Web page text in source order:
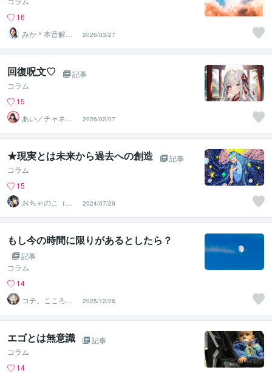
16
みか＊本音解放
サポーター
2026/03/27
回復呪文♡
記事
コラム
15
あい／チャネリ
ングアート✨夏S
ALE
2026/02/07
★現実とは未来から過去への創造
記事
コラム
15
おちゃのこ（御
茶乃子祭々）
2024/07/29
もし今の時間に限りがあるとしたら？
記事
コラム
14
コチ。こころの
庭
2025/12/26
エゴとは無意識
記事
コラム
14